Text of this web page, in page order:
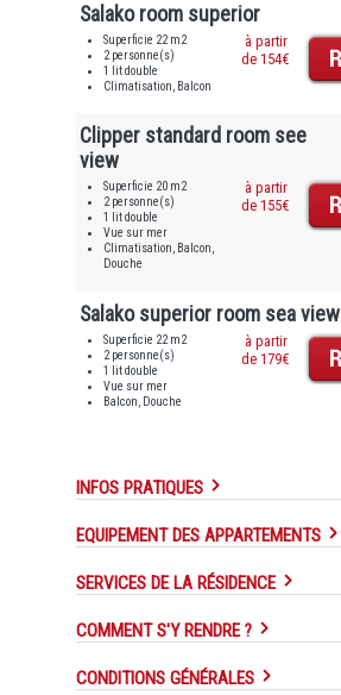
Salako room superior
Superficie 22 m2
2 personne(s)
1 lit double
Climatisation, Balcon
à partir
de 154€
Clipper standard room see
view
Superficie 20 m2
2 personne(s)
1 lit double
Vue sur mer
Climatisation, Balcon,
Douche
à partir
de 155€
Salako superior room sea view
Superficie 22 m2
2 personne(s)
1 lit double
Vue sur mer
Balcon, Douche
à partir
de 179€
INFOS PRATIQUES
EQUIPEMENT DES APPARTEMENTS
SERVICES DE LA RÉSIDENCE
COMMENT S'Y RENDRE ?
CONDITIONS GÉNÉRALES